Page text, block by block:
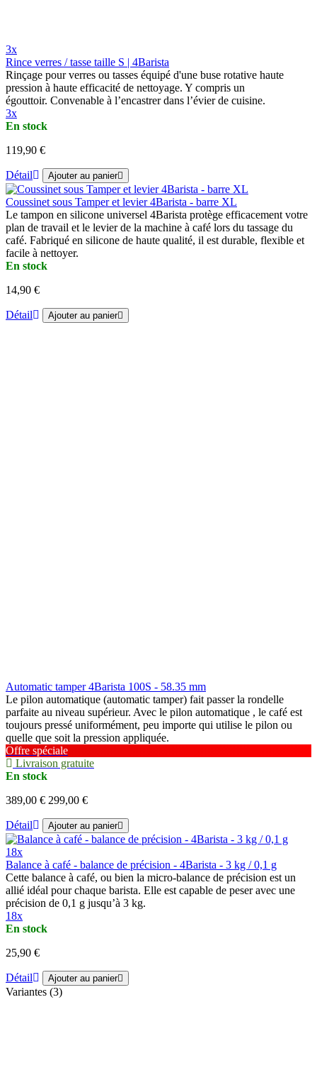
3x
Rince verres / tasse taille S | 4Barista
Rinçage pour verres ou tasses équipé d'une buse rotative haute
pression à haute efficacité de nettoyage. Y compris un
égouttoir. Convenable à l’encastrer dans l’évier de cuisine.
3x
En stock
119,90 €
Détail Ajouter au panier
Coussinet sous Tamper et levier 4Barista - barre XL
Le tampon en silicone universel 4Barista protège efficacement votre
plan de travail et le levier de la machine à café lors du tassage du
café. Fabriqué en silicone de haute qualité, il est durable, flexible et
facile à nettoyer.
En stock
14,90 €
Détail Ajouter au panier
Automatic tamper 4Barista 100S - 58.35 mm
Le pilon automatique (automatic tamper) fait passer la rondelle
parfaite au niveau supérieur. Avec le pilon automatique , le café est
toujours pressé uniformément, peu importe qui utilise le pilon ou
quelle que soit la pression appliquée.
Offre spéciale
Livraison gratuite
En stock
389,00 € 299,00 €
Détail Ajouter au panier
18x
Balance à café - balance de précision - 4Barista - 3 kg / 0,1 g
Cette balance à café, ou bien la micro-balance de précision est un
allié idéal pour chaque barista. Elle est capable de peser avec une
précision de 0,1 g jusqu’à 3 kg.
18x
En stock
25,90 €
Détail Ajouter au panier
Variantes (3)